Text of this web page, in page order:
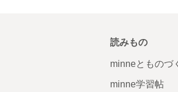
読みもの
minneとものづ
minne学習帖